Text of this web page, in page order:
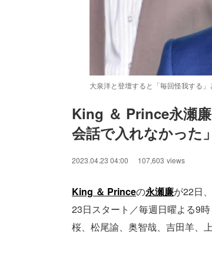
大泉洋と登壇すると「毎回怪我する
King ＆ Prince永瀬
会話で入れなかった
2023.04.23 04:00 107,603 views
King ＆ Princeの永瀬廉が22日
23日スタート／毎週日曜よる9
桜、松尾諭、奥智哉、吉⽥⽺、